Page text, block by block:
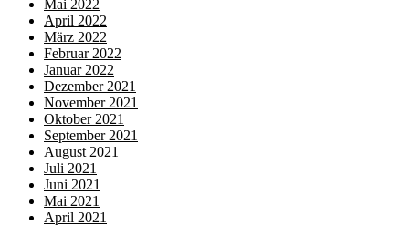
Mai 2022
April 2022
März 2022
Februar 2022
Januar 2022
Dezember 2021
November 2021
Oktober 2021
September 2021
August 2021
Juli 2021
Juni 2021
Mai 2021
April 2021